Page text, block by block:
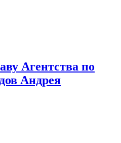
Агентства по
Андрея